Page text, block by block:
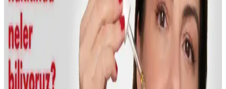
İLTERUS Tırtıklı Yeşim Face Roller ve Pembe
Kuvars Kalp Gua Sha Masaj Seti Özellikleri ve
Faydaları
İLTERUS'un doğal taşlardan oluşan yüz masaj seti, yüz
şekillendirme, rahatlatma ve enerji dengeleme sağlar. Yeşim ve
pembe kuvars taşlarıyla cilt sağlığını destekler, estetik ve fonksiyonel
tasarımıyla dikkat çeker.